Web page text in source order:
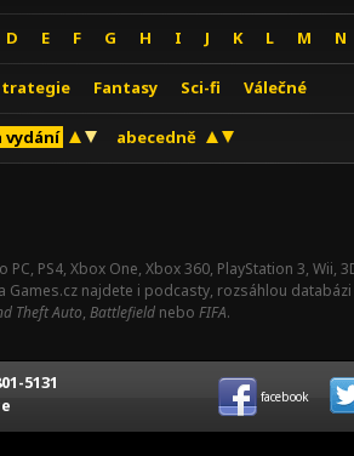
D E F G H I J K L M N
Fantasy Sci-fi Válečné
vydání abecedně
PC, PS4, Xbox One, Xbox 360, PlayStation 3, Wii,
najdete i podcasty, rozsáhlou
Theft Auto, Battlefield nebo FIFA.
5131
facebook